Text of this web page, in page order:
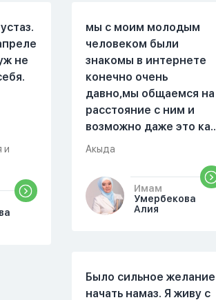
не
на
не
и
мы с моим молодым
человеком были
знакомы в интернете
конечно очень
давно,мы общаемся на
расстояние с ним и
возможно даже это как
то помешало,знаю о 17
прочитать два раза
истихар намаз,первый
раз я прочитала до
голову начали лезть
только хорошие
Акыда
Имам
Умербекова
Алия
Было сильное желание
начать намаз. Я живу с